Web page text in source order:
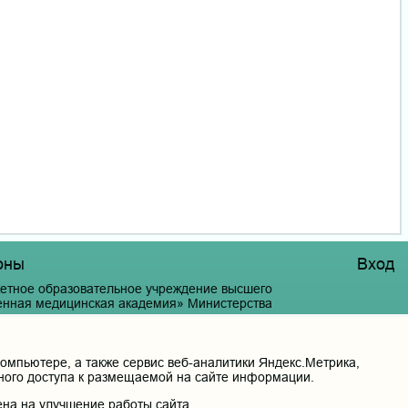
образовательное учреждение высшего
медицинская академия» Министерства
край, г. Чита, ул. Горького, д. 39 «а».
Вход
а также сервис веб-аналитики Яндекс.Метрика,
доступа к размещаемой на сайте информации.
на улучшение работы сайта.